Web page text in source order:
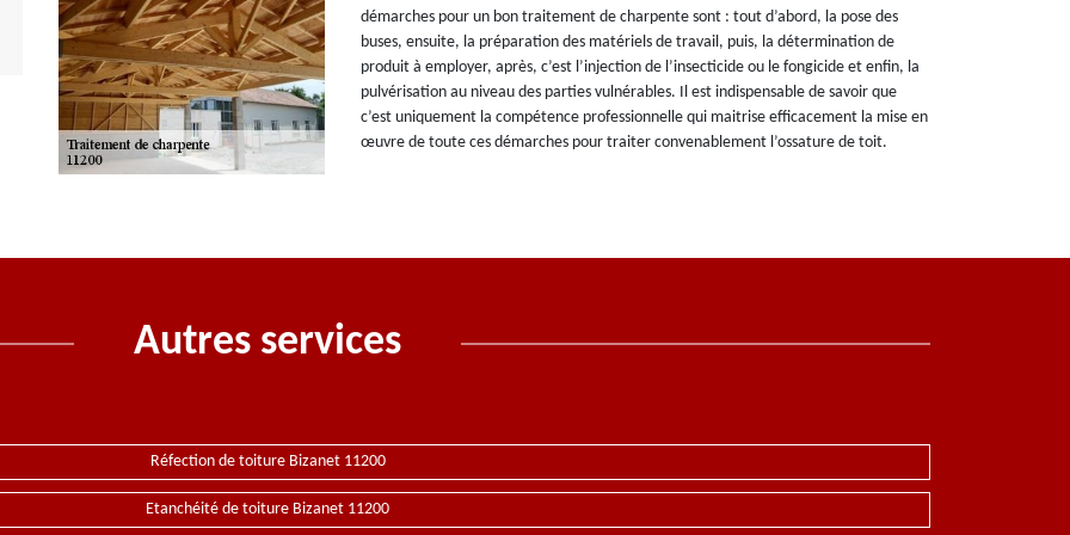
démarches pour un bon traitement de charpente sont : tout d’abord, la pose des
buses, ensuite, la préparation des matériels de travail, puis, la détermination de
produit à employer, après, c’est l’injection de l’insecticide ou le fongicide et enfin, la
pulvérisation au niveau des parties vulnérables. Il est indispensable de savoir que
c’est uniquement la compétence professionnelle qui maitrise efficacement la mise en
œuvre de toute ces démarches pour traiter convenablement l’ossature de toit.
Autres services
Réfection de toiture Bizanet 11200
Etanchéité de toiture Bizanet 11200